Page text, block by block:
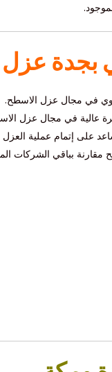
بجدة
في مجال عزل الاسطح.
عالية في مجال عزل
على إتمام عملية
بباقي الشركات